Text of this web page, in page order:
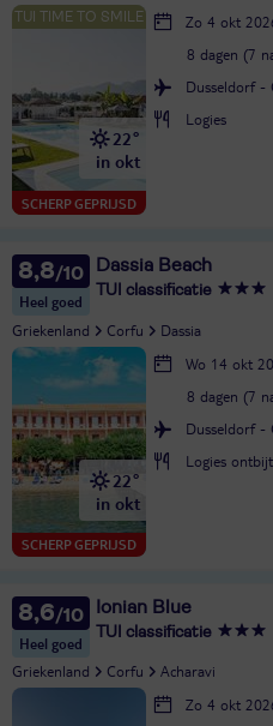
SCHERP GEPRIJSD
22°
in okt
Zo 4 okt
8 dagen (7
Dusseldorf -
Logies
8,8
Heel goed
Dassia Beach
TUI classificatie
Griekenland Corfu Dassia
SCHERP GEPRIJSD
22°
in okt
Wo 14 okt
8 dagen (7
Dusseldorf -
Logies ontbijt
8,6
Heel goed
Ionian Blue
TUI classificatie
Griekenland Corfu Acharavi
Zo 4 okt